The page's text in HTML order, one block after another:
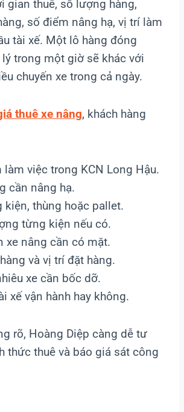
gian thuê, số lượng hàng,
số điểm nâng hạ, vị trí làm
tài xế. Một lô hàng đóng
trong một giờ sẽ khác với
chuyến xe trong cả ngày.
thuê xe nâng, khách hàng
việc trong KCN Long Hậu.
cần nâng hạ.
kiện, thùng hoặc pallet.
từng kiện nếu có.
xe nâng cần có mặt.
và vị trí đặt hàng.
xe cần bốc dỡ.
xế vận hành hay không.
rõ, Hoàng Diệp càng dễ tư
thức thuê và báo giá sát công